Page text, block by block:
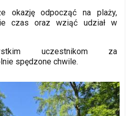
okazję odpocząć na plaży,
czas oraz wziąć udział w
uczestnikom za
spędzone chwile.